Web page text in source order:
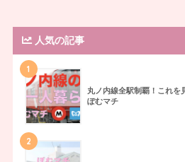
人気の記事
1
丸ノ内線全駅制覇！これを
ぽむマチ
2